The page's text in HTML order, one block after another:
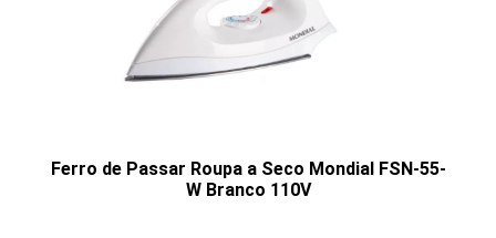
Ferro de Passar Roupa a Seco Mondial FSN-55-
W Branco 110V